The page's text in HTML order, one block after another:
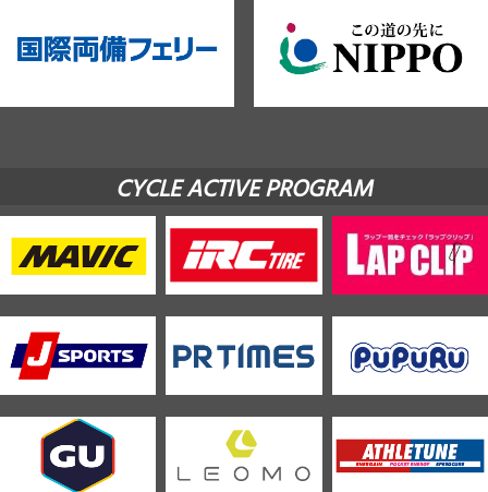
CYCLE ACTIVE PROGRAM